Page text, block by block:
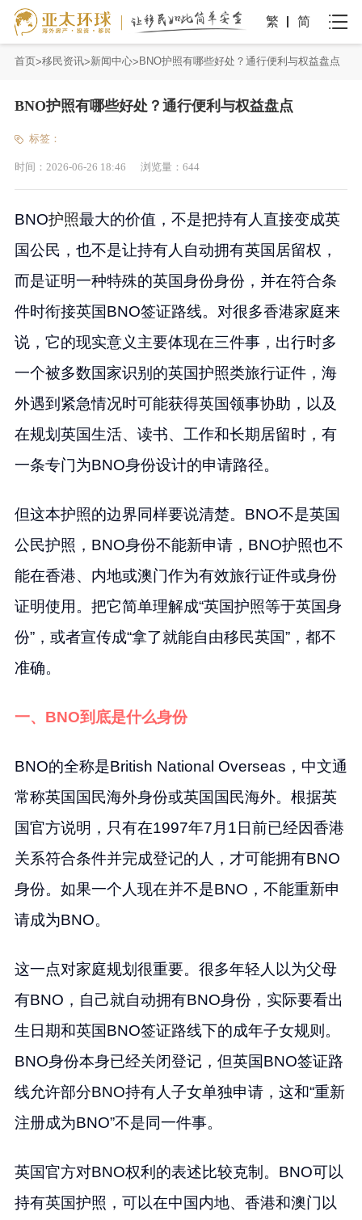
繁 简
首页 移民资讯 新闻中心 BNO护照有哪些好处？通行便利与权益盘点
BNO护照有哪些好处？通行便利与权益盘点
标签：
时间： 2026-06-26 18:46 浏览量： 644
BNO护照最大的价值，不是把持有人直接变成英
国公民，也不是让持有人自动拥有英国居留权，
而是证明一种特殊的英国身份身份，并在符合条
件时衔接英国BNO签证路线。对很多香港家庭来
说，它的现实意义主要体现在三件事，出行时多
一个被多数国家识别的英国护照类旅行证件，海
外遇到紧急情况时可能获得英国领事协助，以及
在规划英国生活、读书、工作和长期居留时，有
一条专门为BNO身份设计的申请路径。
但这本护照的边界同样要说清楚。BNO不是英国
公民护照，BNO身份不能新申请，BNO护照也不
能在香港、内地或澳门作为有效旅行证件或身份
证明使用。把它简单理解成“英国护照等于英国身
份”，或者宣传成“拿了就能自由移民英国”，都不
准确。
一、BNO到底是什么身份
BNO的全称是British National Overseas，中文通
常称英国国民海外身份或英国国民海外。根据英
国官方说明，只有在1997年7月1日前已经因香港
关系符合条件并完成登记的人，才可能拥有BNO
身份。如果一个人现在并不是BNO，不能重新申
请成为BNO。
这一点对家庭规划很重要。很多年轻人以为父母
有BNO，自己就自动拥有BNO身份，实际要看出
生日期和英国BNO签证路线下的成年子女规则。
BNO身份本身已经关闭登记，但英国BNO签证路
线允许部分BNO持有人子女单独申请，这和“重新
注册成为BNO”不是同一件事。
英国官方对BNO权利的表述比较克制。BNO可以
持有英国护照，可以在中国内地、香港和澳门以